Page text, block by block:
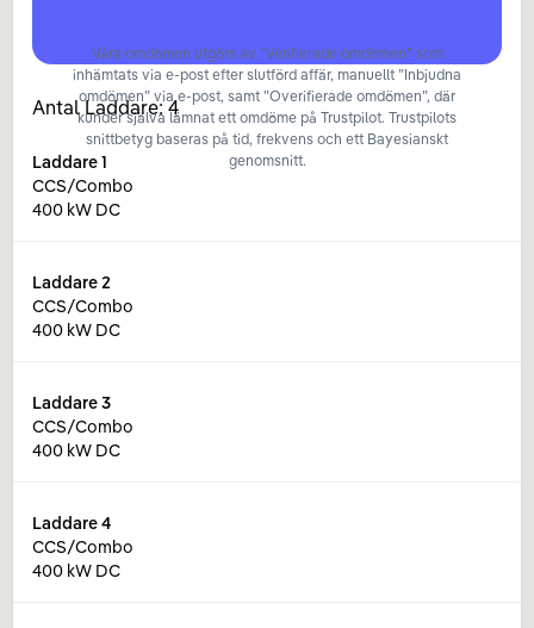
Våra omdömen utgörs av ”Verifierade omdömen” som
inhämtats via e-post efter slutförd affär, manuellt ”Inbjudna
omdömen” via e-post, samt ”Overifierade omdömen”, där
kunder själva lämnat ett omdöme på Trustpilot. Trustpilots
snittbetyg baseras på tid, frekvens och ett Bayesianskt
genomsnitt.
Antal Laddare:4
Laddare1
CCS/Combo
400 kW DC
Laddare2
CCS/Combo
400 kW DC
Laddare3
CCS/Combo
400 kW DC
Laddare4
CCS/Combo
400 kW DC